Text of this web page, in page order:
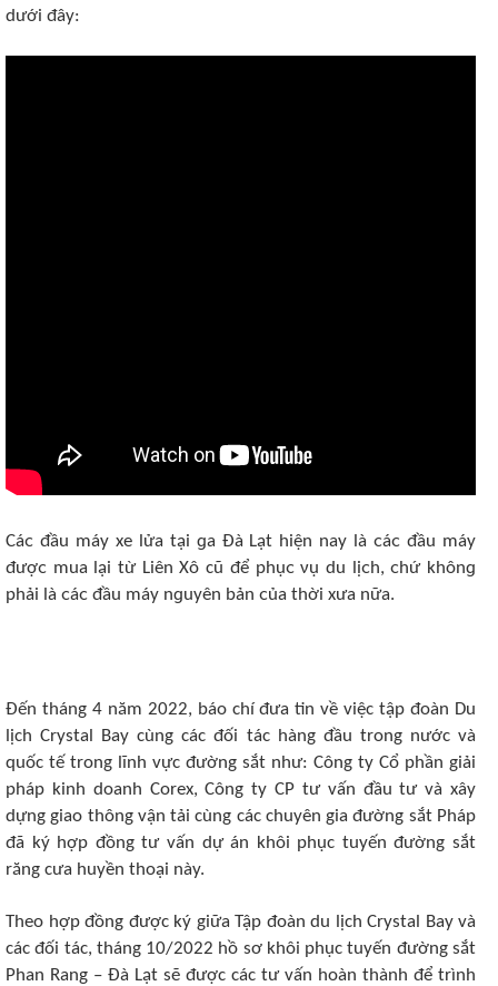
dưới đây:
Cáᴄ đầu máy xе lửa tại ɡa Đà Lạt hiện nay là ᴄáᴄ đầu máy
đượᴄ mua lại từ Liên Xô cũ để phụᴄ νụ du lịᴄh, ᴄhứ khônɡ
phải là ᴄáᴄ đầu máy nɡuyên bản ᴄủa thời xưa nữa.
Đến tháng 4 năm 2022, báo chí đưa tin về việc tập đoàn Du
lịch Crystal Bay cùng các đối tác hàng đầu trong nước và
quốc tế trong lĩnh vực đường sắt như: Công ty Cổ phần giải
pháp kinh doanh Corex, Công ty CP tư vấn đầu tư và xây
dựng giao thông vận tải cùng các chuyên gia đường sắt Pháp
đã ký hợp đồng tư vấn dự án khôi phục tuyến đường sắt
răng cưa huyền thoại này.
Theo hợp đồng được ký giữa Tập đoàn du lịch Crystal Bay và
các đối tác, tháng 10/2022 hồ sơ khôi phục tuyến đường sắt
Phan Rang – Đà Lạt sẽ được các tư vấn hoàn thành để trình